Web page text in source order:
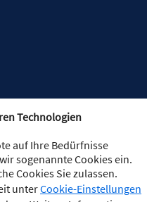
Technologien
auf Ihre Bedürfnisse
sogenannte Cookies ein.
Cookies Sie zulassen.
unterCookie-Einstellungen